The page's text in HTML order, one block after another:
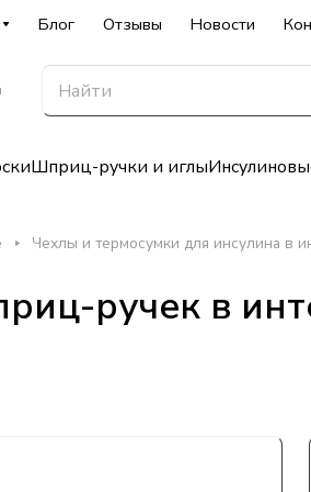
Блог Отзывы Новости
Шприц-ручки и иглы
Чехлы и термосумки для инсулина в
ручек в